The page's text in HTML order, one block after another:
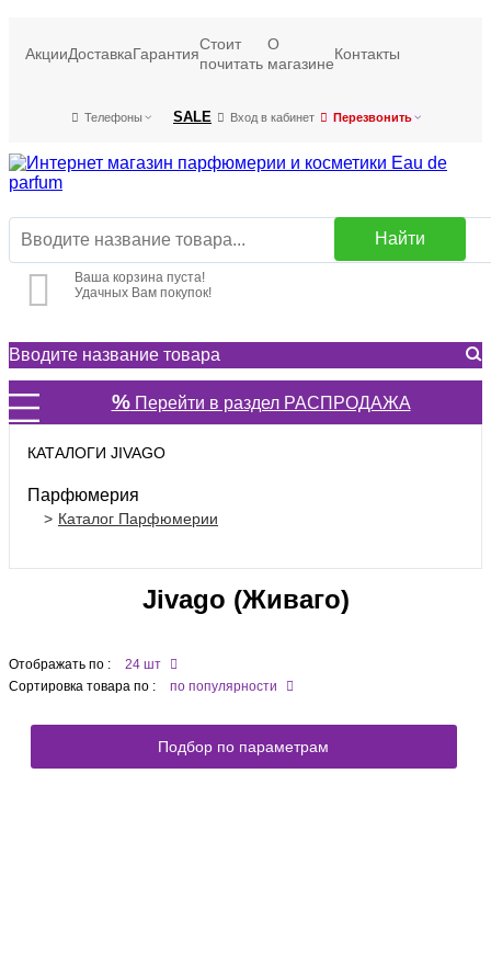
АкцииДоставкаГарантия
Стоит
почитать
О
магазине
Контакты
Телефоны SALE Вход в кабинет Перезвонить
Найти
Ваша корзина пуста!
Удачных Вам покупок!
%Перейти в раздел РАСПРОДАЖА
КАТАЛОГИ JIVAGO
Парфюмерия
Каталог Парфюмерии
Jivago (Живаго)
Отображать по :
24 шт
Сортировка товара по :
по популярности
Подбор по параметрам